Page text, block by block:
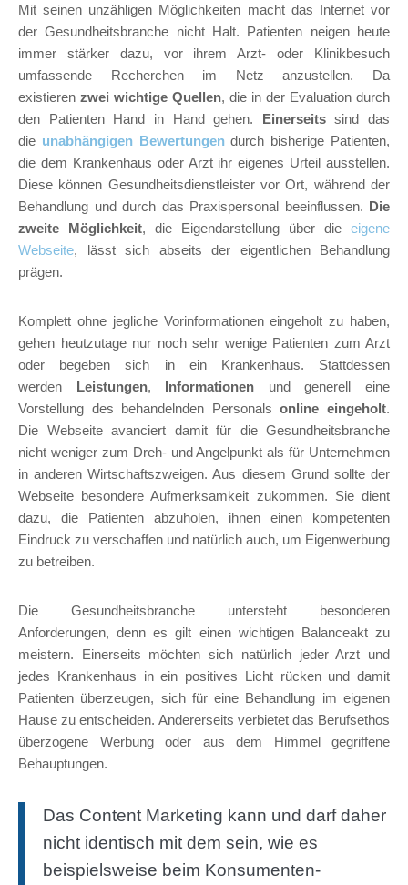
Mit seinen unzähligen Möglichkeiten macht das Internet vor
der Gesundheitsbranche nicht Halt. Patienten neigen heute
immer stärker dazu, vor ihrem Arzt- oder Klinikbesuch
umfassende Recherchen im Netz anzustellen. Da
existieren zwei wichtige Quellen, die in der Evaluation durch
den Patienten Hand in Hand gehen. Einerseitssind das
die unabhängigen Bewertungendurch bisherige Patienten,
die dem Krankenhaus oder Arzt ihr eigenes Urteil ausstellen.
Diese können Gesundheitsdienstleister vor Ort, während der
Behandlung und durch das Praxispersonal beeinflussen. Die
zweite Möglichkeit, die Eigendarstellung über die eigene
Webseite, lässt sich abseits der eigentlichen Behandlung
prägen.
Komplett ohne jegliche Vorinformationen eingeholt zu haben,
gehen heutzutage nur noch sehr wenige Patienten zum Arzt
oder begeben sich in ein Krankenhaus. Stattdessen
werden Leistungen, Informationen und generell eine
Vorstellung des behandelnden Personalsonline eingeholt.
Die Webseite avanciert damit für die Gesundheitsbranche
nicht weniger zum Dreh- und Angelpunkt als für Unternehmen
in anderen Wirtschaftszweigen. Aus diesem Grund sollte der
Webseite besondere Aufmerksamkeit zukommen. Sie dient
dazu, die Patienten abzuholen, ihnen einen kompetenten
Eindruck zu verschaffen und natürlich auch, um Eigenwerbung
zu betreiben.
Die Gesundheitsbranche untersteht besonderen
Anforderungen, denn es gilt einen wichtigen Balanceakt zu
meistern. Einerseits möchten sich natürlich jeder Arzt und
jedes Krankenhaus in ein positives Licht rücken und damit
Patienten überzeugen, sich für eine Behandlung im eigenen
Hause zu entscheiden. Andererseits verbietet das Berufsethos
überzogene Werbung oder aus dem Himmel gegriffene
Behauptungen.
Das Content Marketing kann und darf daher
nicht identisch mit dem sein, wie es
beispielsweise beim Konsumenten-